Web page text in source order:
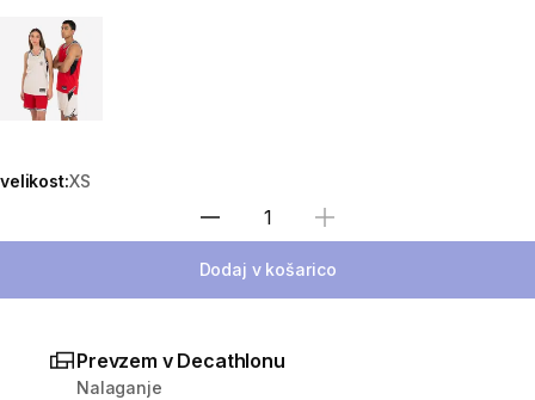
Choose a variant
velikost:XS
Izberite količino
Dodaj v košarico
Prevzem v Decathlonu
Nalaganje